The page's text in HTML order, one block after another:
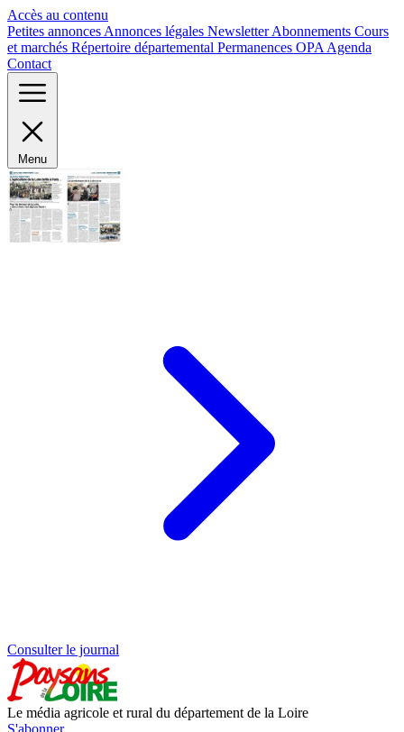
Accès au contenu
Petites annonces Annonces légales NewsletterAbonnements Cours
et marchés Répertoire départemental Permanences OPA Agenda
Contact
Menu
Consulter le journal
Le média agricole et rural du département de la Loire
S'abonner
Panneau de gestion des cookies